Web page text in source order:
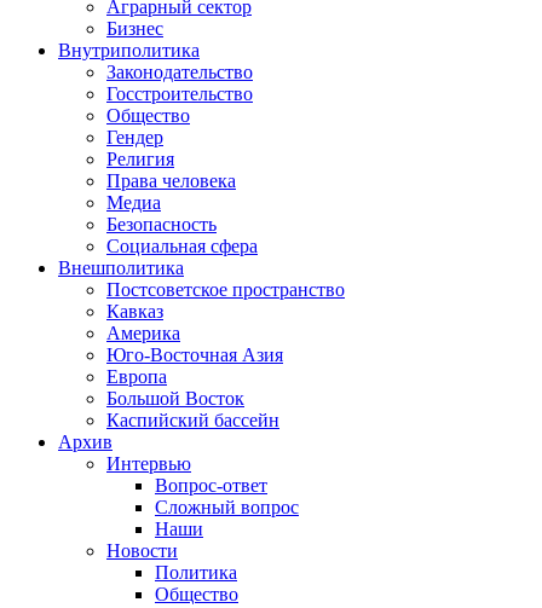
Аграрный сектор
Бизнес
Внутриполитика
Законодательство
Госстроительство
Общество
Гендер
Религия
Права человека
Медиа
Безопасность
Социальная сфера
Внешполитика
Постсоветское пространство
Кавказ
Америка
Юго-Восточная Азия
Европа
Большой Восток
Каспийский бассейн
Архив
Интервью
Вопрос-ответ
Сложный вопрос
Наши
Новости
Политика
Общество